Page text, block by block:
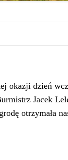
okazji dzień
Jacek
otrzymała